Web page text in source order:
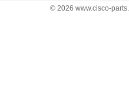
© 2026 www.cisco-